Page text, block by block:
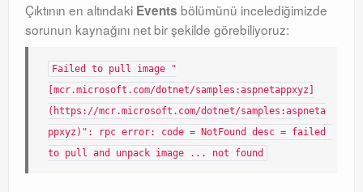
Çıktının en altındaki Events bölümünü incelediğimizde
sorunun kaynağını net bir şekilde görebiliyoruz:
Failed to pull image "
[mcr.microsoft.com/dotnet/samples:aspnetappxyz]
(https://mcr.microsoft.com/dotnet/samples:aspneta
ppxyz)": rpc error: code = NotFound desc = failed
to pull and unpack image ... not found